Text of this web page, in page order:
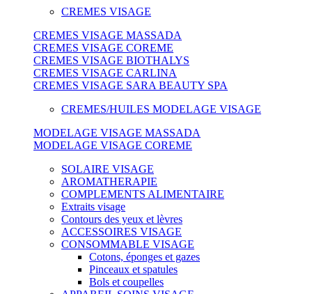
CREMES VISAGE
CREMES VISAGE MASSADA
CREMES VISAGE COREME
CREMES VISAGE BIOTHALYS
CREMES VISAGE CARLINA
CREMES VISAGE SARA BEAUTY SPA
CREMES/HUILES MODELAGE VISAGE
MODELAGE VISAGE MASSADA
MODELAGE VISAGE COREME
SOLAIRE VISAGE
AROMATHERAPIE
COMPLEMENTS ALIMENTAIRE
Extraits visage
Contours des yeux et lèvres
ACCESSOIRES VISAGE
CONSOMMABLE VISAGE
Cotons, éponges et gazes
Pinceaux et spatules
Bols et coupelles